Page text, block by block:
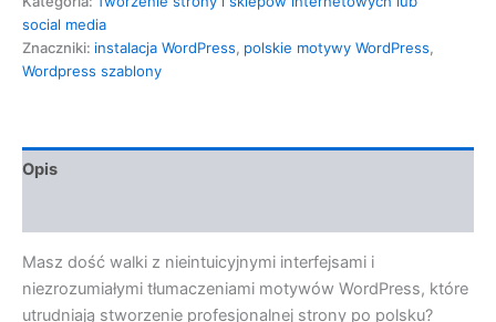
social media
Znaczniki: instalacja WordPress, polskie motywy WordPress,
Wordpress szablony
Opis
Masz dość walki z nieintuicyjnymi interfejsami i
niezrozumiałymi tłumaczeniami motywów WordPress, które
utrudniają stworzenie profesjonalnej strony po polsku?